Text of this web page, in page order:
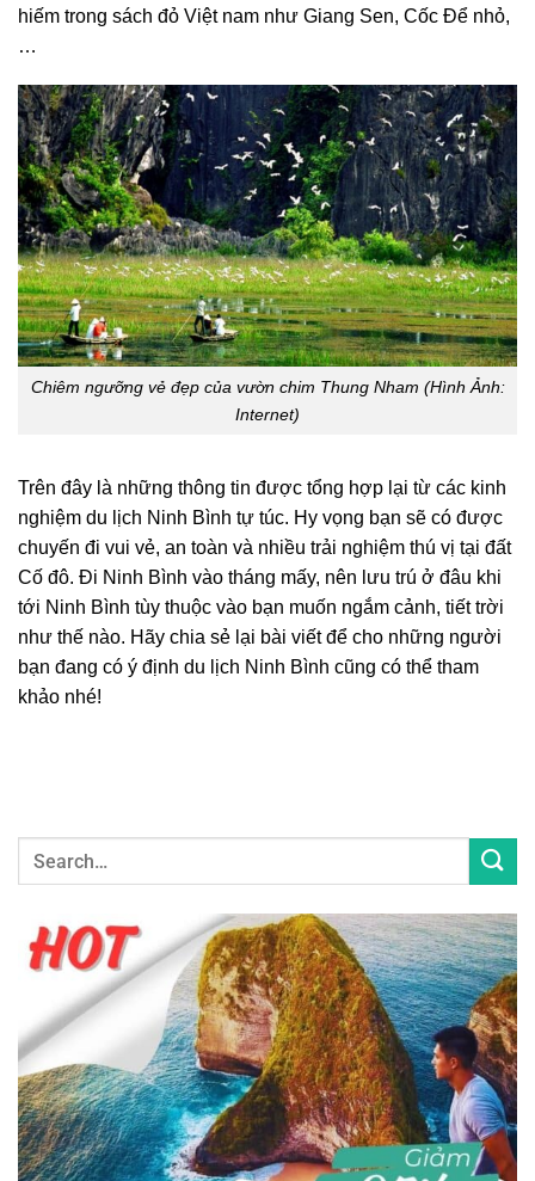
hiếm trong sách đỏ Việt nam như Giang Sen, Cốc Để nhỏ,
…
Chiêm ngưỡng vẻ đẹp của vườn chim Thung Nham (Hình Ảnh:
Internet)
Trên đây là những thông tin được tổng hợp lại từ các kinh
nghiệm du lịch Ninh Bình tự túc. Hy vọng bạn sẽ có được
chuyến đi vui vẻ, an toàn và nhiều trải nghiệm thú vị tại đất
Cố đô. Đi Ninh Bình vào tháng mấy, nên lưu trú ở đâu khi
tới Ninh Bình tùy thuộc vào bạn muốn ngắm cảnh, tiết trời
như thế nào. Hãy chia sẻ lại bài viết để cho những người
bạn đang có ý định du lịch Ninh Bình cũng có thể tham
khảo nhé!